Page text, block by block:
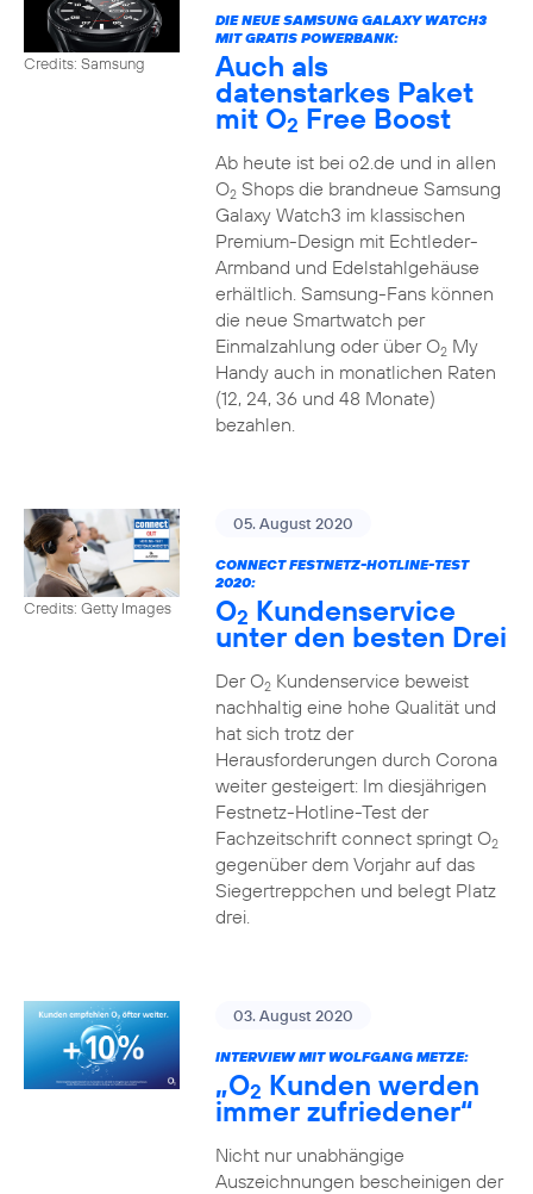
Credits: Samsung
DIE NEUE SAMSUNG GALAXY WATCH3
MIT GRATIS POWERBANK:
Auch als
datenstarkes Paket
mit O2 Free Boost
Ab heute ist bei o2.de und in allen
O2Shops die brandneue Samsung
Galaxy Watch3 im klassischen
Premium-Design mit Echtleder-
Armband und Edelstahlgehäuse
erhältlich. Samsung-Fans können
die neue Smartwatch per
Einmalzahlung oder über O2My
Handy auch in monatlichen Raten
(12, 24, 36 und 48 Monate)
bezahlen.
Credits: Getty Images
05. August 2020
CONNECT FESTNETZ-HOTLINE-TEST
2020:
O2 Kundenservice
unter den besten Drei
Der O2Kundenservice beweist
nachhaltig eine hohe Qualität und
hat sich trotz der
Herausforderungen durch Corona
weiter gesteigert: Im diesjährigen
Festnetz-Hotline-Test der
Fachzeitschrift connect springt O2
gegenüber dem Vorjahr auf das
Siegertreppchen und belegt Platz
drei.
03. August 2020
INTERVIEW MIT WOLFGANG METZE:
„O2 Kunden werden
immer zufriedener“
Nicht nur unabhängige
Auszeichnungen bescheinigen der